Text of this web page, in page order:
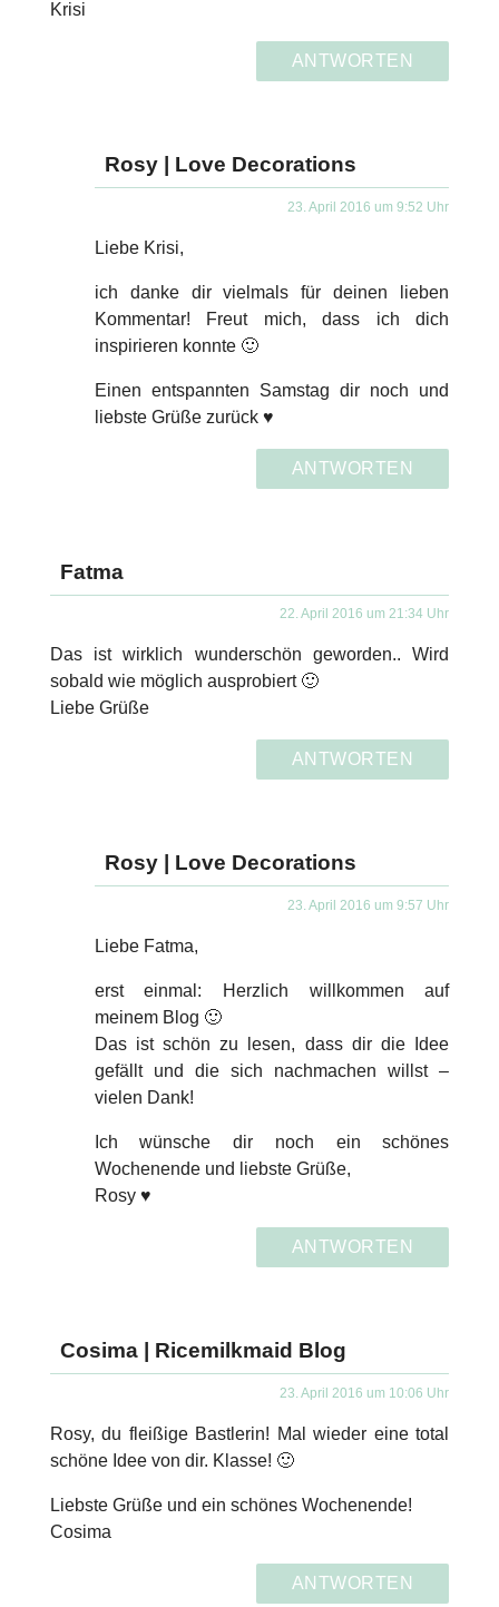
Krisi
ANTWORTEN
Rosy | Love Decorations
23. April 2016 um 9:52 Uhr
Liebe Krisi,
ich danke dir vielmals für deinen lieben
Kommentar! Freut mich, dass ich dich
inspirieren konnte 🙂
Einen entspannten Samstag dir noch und
liebste Grüße zurück ♥
ANTWORTEN
Fatma
22. April 2016 um 21:34 Uhr
Das ist wirklich wunderschön geworden.. Wird
sobald wie möglich ausprobiert 🙂
Liebe Grüße
ANTWORTEN
Rosy | Love Decorations
23. April 2016 um 9:57 Uhr
Liebe Fatma,
erst einmal: Herzlich willkommen auf
meinem Blog 🙂
Das ist schön zu lesen, dass dir die Idee
gefällt und die sich nachmachen willst –
vielen Dank!
Ich wünsche dir noch ein schönes
Wochenende und liebste Grüße,
Rosy ♥
ANTWORTEN
Cosima | Ricemilkmaid Blog
23. April 2016 um 10:06 Uhr
Rosy, du fleißige Bastlerin! Mal wieder eine total
schöne Idee von dir. Klasse! 🙂
Liebste Grüße und ein schönes Wochenende!
Cosima
ANTWORTEN